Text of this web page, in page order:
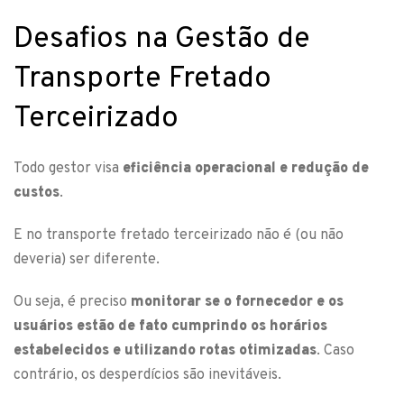
Desafios na Gestão de
Transporte Fretado
Terceirizado
Todo gestor visa eficiência operacional e redução de
custos.
E no transporte fretado terceirizado não é (ou não
deveria) ser diferente.
Ou seja, é preciso monitorar se o fornecedor e os
usuários estão de fato cumprindo os horários
estabelecidos e utilizando rotas otimizadas. Caso
contrário, os desperdícios são inevitáveis.